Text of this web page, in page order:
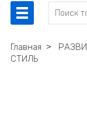
Главная ˃
СТИЛЬ